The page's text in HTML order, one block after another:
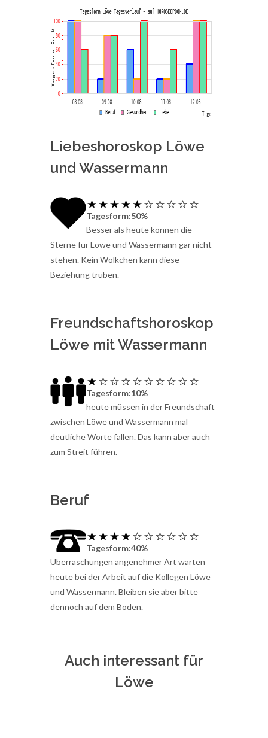
Liebeshoroskop Löwe
und Wassermann
Tagesform:50%
Besser als heute können die
Sterne für Löwe und Wassermann gar nicht
stehen. Kein Wölkchen kann diese
Beziehung trüben.
Freundschaftshoroskop
Löwe mit Wassermann
Tagesform:10%
heute müssen in der Freundschaft
zwischen Löwe und Wassermann mal
deutliche Worte fallen. Das kann aber auch
zum Streit führen.
Beruf
Tagesform:40%
Überraschungen angenehmer Art warten
heute bei der Arbeit auf die Kollegen Löwe
und Wassermann. Bleiben sie aber bitte
dennoch auf dem Boden.
Auch interessant für
Löwe